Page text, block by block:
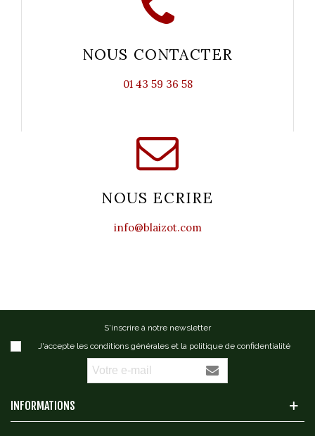
NOUS CONTACTER
01 43 59 36 58
NOUS ECRIRE
info@blaizot.com
S'inscrire à notre newsletter
J'accepte les conditions générales et la politique de confidentialité
INFORMATIONS